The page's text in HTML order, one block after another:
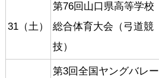
31（土）
第76回山口県高等学校
総合体育大会（弓道競
技）
第3回全国ヤングバレー